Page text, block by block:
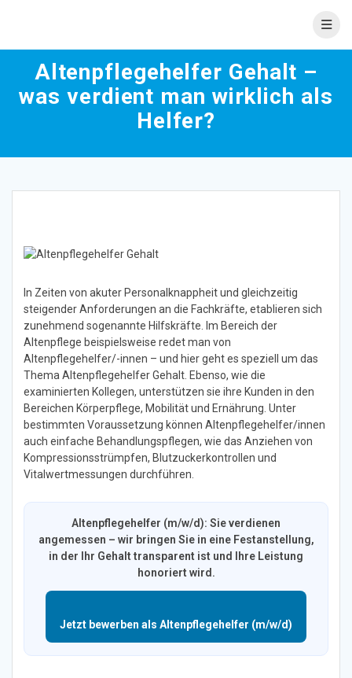
Altenpflegehelfer Gehalt –
was verdient man wirklich als
Helfer?
In Zeiten von akuter Personalknappheit und gleichzeitig
steigender Anforderungen an die Fachkräfte, etablieren sich
zunehmend sogenannte Hilfskräfte. Im Bereich der
Altenpflege beispielsweise redet man von
Altenpflegehelfer/-innen – und hier geht es speziell um das
Thema Altenpflegehelfer Gehalt. Ebenso, wie die
examinierten Kollegen, unterstützen sie ihre Kunden in den
Bereichen Körperpflege, Mobilität und Ernährung. Unter
bestimmten Voraussetzung können Altenpflegehelfer/innen
auch einfache Behandlungspflegen, wie das Anziehen von
Kompressionsstrümpfen, Blutzuckerkontrollen und
Vitalwertmessungen durchführen.
Altenpflegehelfer (m/w/d): Sie verdienen
angemessen – wir bringen Sie in eine Festanstellung,
in der Ihr Gehalt transparent ist und Ihre Leistung
honoriert wird.
Jetzt bewerben als Altenpflegehelfer (m/w/d)